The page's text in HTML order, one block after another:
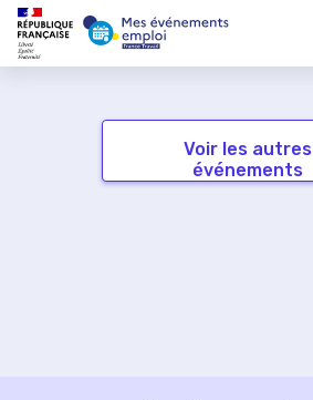
Voir les autres
événements